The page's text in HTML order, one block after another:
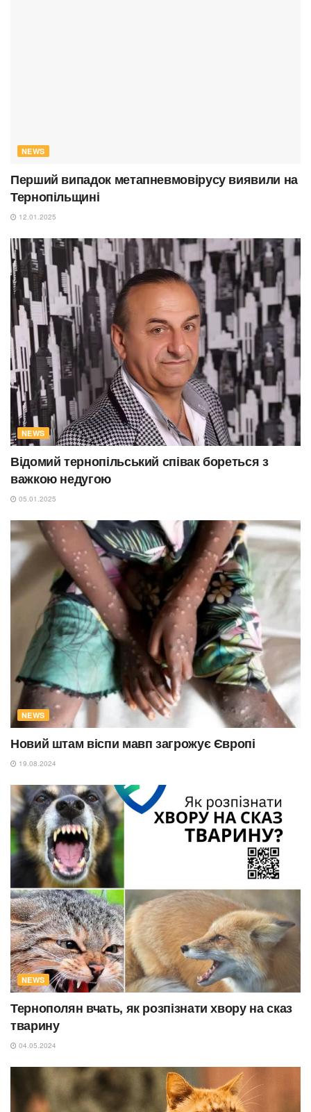
NEWS
Перший випадок метапневмовірусу виявили на
Тернопільщині
12.01.2025
NEWS
Відомий тернопільський співак бореться з
важкою недугою
05.01.2025
NEWS
Новий штам віспи мавп загрожує Європі
19.08.2024
NEWS
Тернополян вчать, як розпізнати хвору на сказ
тварину
04.05.2024